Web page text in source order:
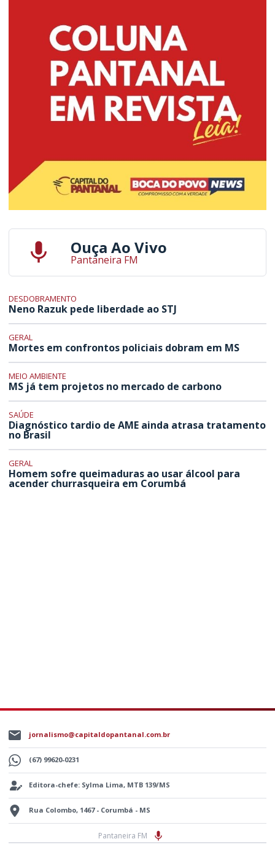
Ouça Ao Vivo
Pantaneira FM
DESDOBRAMENTO
Neno Razuk pede liberdade ao STJ
GERAL
Mortes em confrontos policiais dobram em MS
MEIO AMBIENTE
MS já tem projetos no mercado de carbono
SAÚDE
Diagnóstico tardio de AME ainda atrasa tratamento
no Brasil
GERAL
Homem sofre queimaduras ao usar álcool para
acender churrasqueira em Corumbá
jornalismo@capitaldopantanal.com.br
(67) 99620-0231
Editora-chefe: Sylma Lima, MTB 139/MS
Rua Colombo, 1467 - Corumbá - MS
Pantaneira FM